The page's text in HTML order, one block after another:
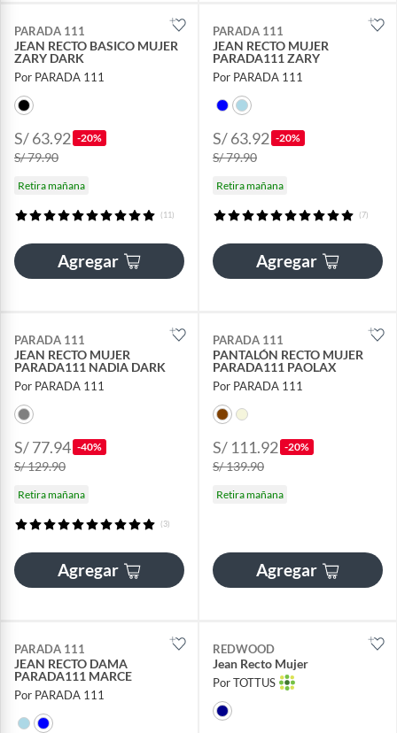
PARADA 111
JEAN RECTO BASICO MUJER
ZARY DARK
Por PARADA 111
S/ 63.92 -20%
S/ 79.90
Retira mañana
(11)
Agregar
PARADA 111
JEAN RECTO MUJER
PARADA111 ZARY
Por PARADA 111
S/ 63.92 -20%
S/ 79.90
Retira mañana
(7)
Agregar
PARADA 111
JEAN RECTO MUJER
PARADA111 NADIA DARK
Por PARADA 111
S/ 77.94 -40%
S/ 129.90
Retira mañana
(3)
Agregar
PARADA 111
PANTALÓN RECTO MUJER
PARADA111 PAOLAX
Por PARADA 111
S/ 111.92 -20%
S/ 139.90
Retira mañana
Agregar
PARADA 111
JEAN RECTO DAMA
PARADA111 MARCE
Por PARADA 111
REDWOOD
Jean Recto Mujer
Por TOTTUS